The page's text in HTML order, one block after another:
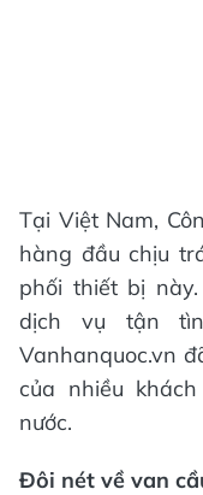
Tại Việt Nam,
hàng đầu chịu
phối thiết bị
dịch vụ tận
Vanhanquoc.vn
của nhiều
nước.
Đôi nét về van